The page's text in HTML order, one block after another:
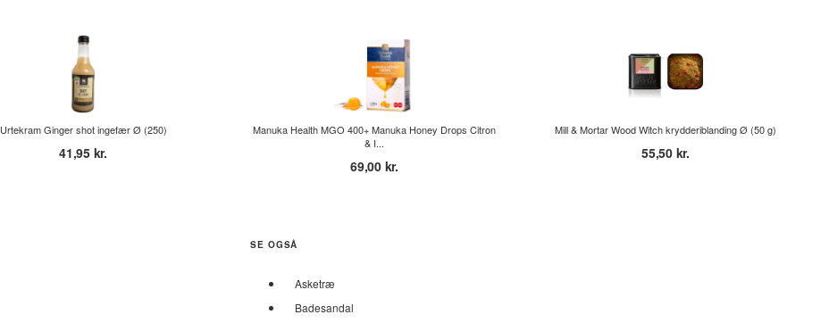
Urtekram Ginger shot ingefær Ø (250)
41,95 kr.
Manuka Health MGO 400+ Manuka Honey Drops Citron
& I...
69,00 kr.
Mill & Mortar Wood Witch krydderiblanding Ø (50 g)
55,50 kr.
SE OGSÅ
Asketræ
Badesandal